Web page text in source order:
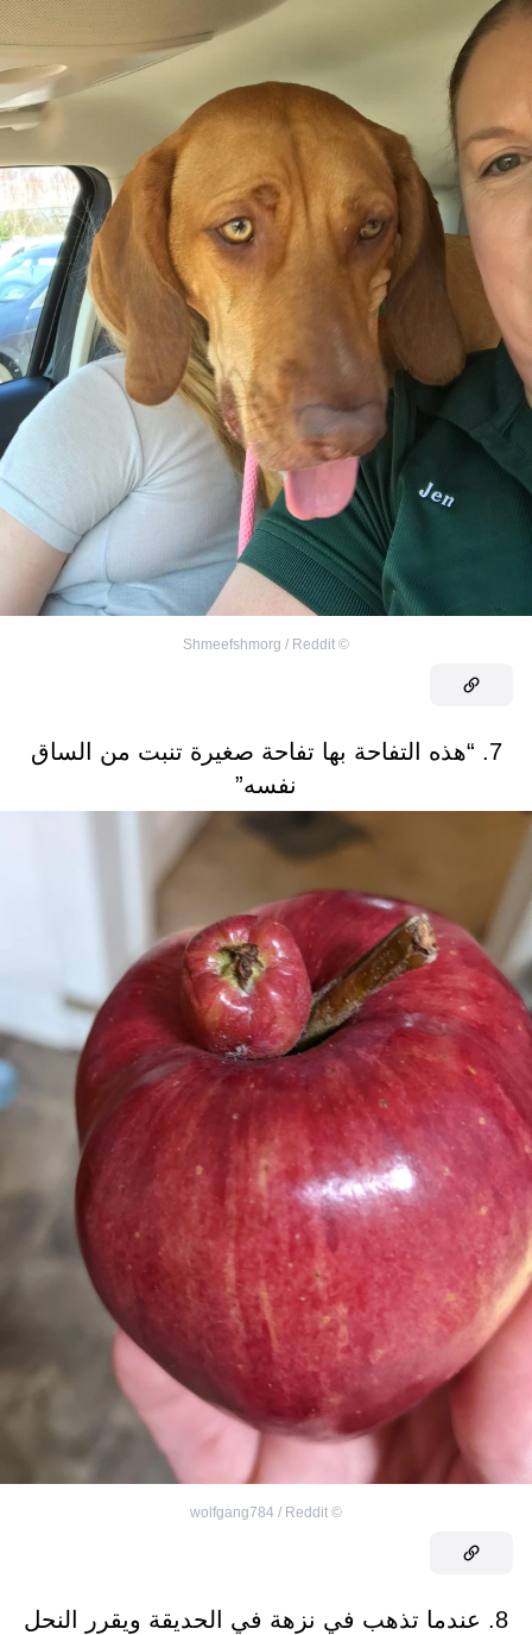
©
Shmeefshmorg / Reddit
7. “هذه التفاحة بها تفاحة صغيرة تنبت من الساق
نفسه”
©
wolfgang784 / Reddit
8. عندما تذهب في نزهة في الحديقة ويقرر النحل